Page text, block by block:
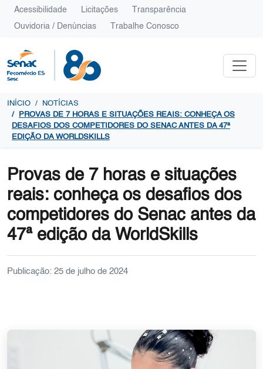
Acessibilidade Licitações Transparência
Ouvidoria / Denúncias Trabalhe Conosco
INÍCIO
NOTÍCIAS
PROVAS DE 7 HORAS E SITUAÇÕES REAIS: CONHEÇA OS
DESAFIOS DOS COMPETIDORES DO SENAC ANTES DA 47ª
EDIÇÃO DA WORLDSKILLS
Provas de 7 horas e situações
reais: conheça os desafios dos
competidores do Senac antes da
47ª edição da WorldSkills
Publicação: 25 de julho de 2024